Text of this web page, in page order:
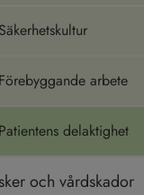
Säkerhetskultur
Förebyggande arbete
Patientens delaktighet
och vårdskador